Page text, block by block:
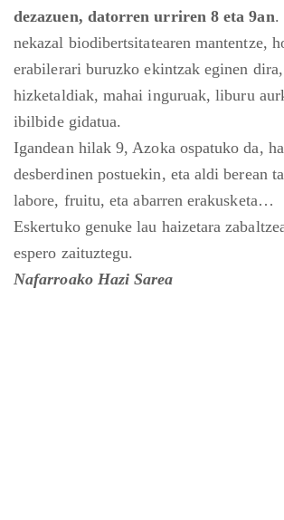
dezazuen, datorren urriren 8 eta 9an.
nekazal biodibertsitatearen mantentze,
erabilerari buruzko ekintzak eginen
hizketaldiak, mahai inguruak, liburu
ibilbide gidatua.
Igandean hilak 9, Azoka ospatuko da,
desberdinen postuekin, eta aldi berean
labore, fruitu, eta abarren erakusketa…
Eskertuko genuke lau haizetara
espero zaituztegu.
Nafarroako Hazi Sarea